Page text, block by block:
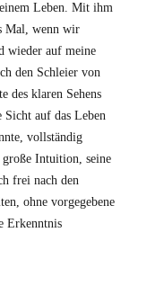
Leben. Mit ihm
Mal, wenn wir
wieder auf meine
den Schleier von
des klaren Sehens
Sicht auf das Leben
vollständig
große Intuition, seine
frei nach den
ohne vorgegebene
Erkenntnis